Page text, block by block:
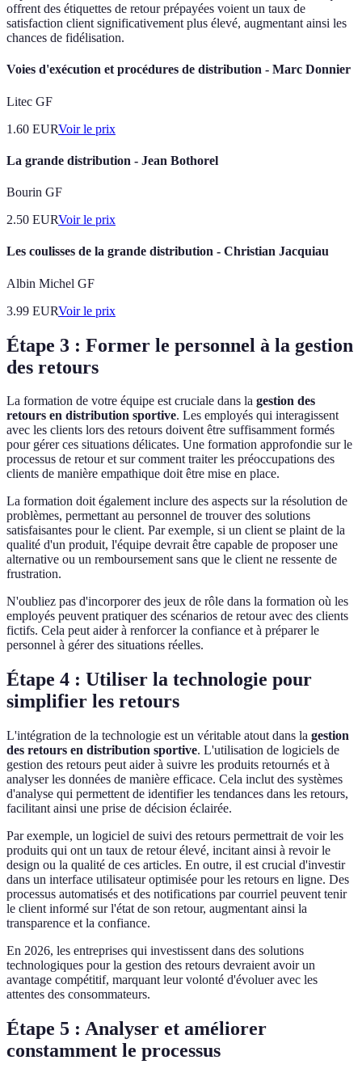
offrent des étiquettes de retour prépayées voient un taux de
satisfaction client significativement plus élevé, augmentant ainsi les
chances de fidélisation.
Voies d'exécution et procédures de distribution - Marc Donnier
Litec GF
1.60 EURVoir le prix
La grande distribution - Jean Bothorel
Bourin GF
2.50 EURVoir le prix
Les coulisses de la grande distribution - Christian Jacquiau
Albin Michel GF
3.99 EURVoir le prix
Étape 3 : Former le personnel à la gestion
des retours
La formation de votre équipe est cruciale dans la gestion des
retours en distribution sportive. Les employés qui interagissent
avec les clients lors des retours doivent être suffisamment formés
pour gérer ces situations délicates. Une formation approfondie sur le
processus de retour et sur comment traiter les préoccupations des
clients de manière empathique doit être mise en place.
La formation doit également inclure des aspects sur la résolution de
problèmes, permettant au personnel de trouver des solutions
satisfaisantes pour le client. Par exemple, si un client se plaint de la
qualité d'un produit, l'équipe devrait être capable de proposer une
alternative ou un remboursement sans que le client ne ressente de
frustration.
N'oubliez pas d'incorporer des jeux de rôle dans la formation où les
employés peuvent pratiquer des scénarios de retour avec des clients
fictifs. Cela peut aider à renforcer la confiance et à préparer le
personnel à gérer des situations réelles.
Étape 4 : Utiliser la technologie pour
simplifier les retours
L'intégration de la technologie est un véritable atout dans la gestion
des retours en distribution sportive. L'utilisation de logiciels de
gestion des retours peut aider à suivre les produits retournés et à
analyser les données de manière efficace. Cela inclut des systèmes
d'analyse qui permettent de identifier les tendances dans les retours,
facilitant ainsi une prise de décision éclairée.
Par exemple, un logiciel de suivi des retours permettrait de voir les
produits qui ont un taux de retour élevé, incitant ainsi à revoir le
design ou la qualité de ces articles. En outre, il est crucial d'investir
dans un interface utilisateur optimisée pour les retours en ligne. Des
processus automatisés et des notifications par courriel peuvent tenir
le client informé sur l'état de son retour, augmentant ainsi la
transparence et la confiance.
En 2026, les entreprises qui investissent dans des solutions
technologiques pour la gestion des retours devraient avoir un
avantage compétitif, marquant leur volonté d'évoluer avec les
attentes des consommateurs.
Étape 5 : Analyser et améliorer
constamment le processus